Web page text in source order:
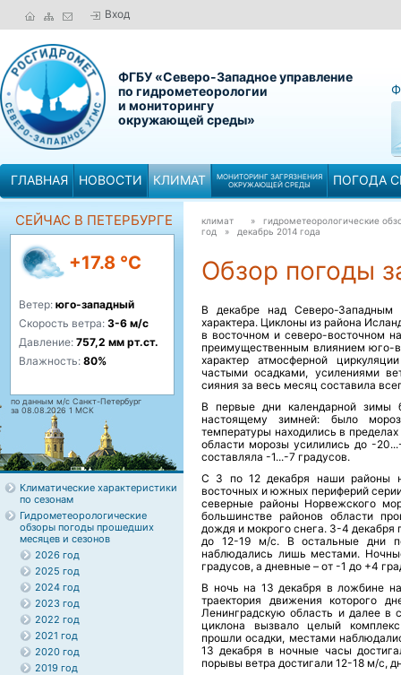
Вход
ФГБУ «Северо-Западное управление
по гидрометеорологии
и мониторингу
окружающей среды»
ГЛАВНАЯ НОВОСТИ КЛИМАТ
МОНИТОРИНГ ЗАГРЯЗНЕНИЯ
ОКРУЖАЮЩЕЙ СРЕДЫ
ПОГОДА
СЕЙЧАС В ПЕТЕРБУРГЕ
+17.8 °C
Ветер: юго-западный
Скорость ветра: 3-6 м/с
Давление: 757,2 мм рт.ст.
Влажность: 80%
по данным м/с Санкт-Петербург
за 08.08.2026 1 МСК
Климатические характеристики
по сезонам
Гидрометеорологические
обзоры погоды прошедших
месяцев и сезонов
2026 год
2025 год
2024 год
2023 год
2022 год
2021 год
2020 год
2019 год
климат
» гидрометеорологические
год » декабрь 2014 года
Обзор погоды
В декабре над Северо-Западным
характера. Циклоны из района
в восточном и северо-восточном
преимущественным влиянием юго-
характер атмосферной
частыми осадками, усилениями
сияния за весь месяц составила
В первые дни календарной зимы
настоящему зимней: было
температуры находились в
области морозы усилились до -
составляла -1...-7 градусов.
С 3 по 12 декабря наши районы
восточных и южных периферий
северные районы Норвежского
большинстве районов области
дождя и мокрого снега. 3-4 декабря
до 12-19 м/с. В остальные дни
наблюдались лишь местами.
градусов, а дневные – от -1 до +4
В ночь на 13 декабря в ложбине
траектория движения которого
Ленинградскую область и далее в
циклона вызвало целый
прошли осадки, местами
13 декабря в ночные часы
порывы ветра достигали 12-18 м/с,